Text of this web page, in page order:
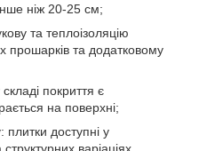
ніж 20-25 см;
та теплоізоляцію
прошарків та додатковому
покриття є
на поверхні;
плитки доступні у
варіаціях,